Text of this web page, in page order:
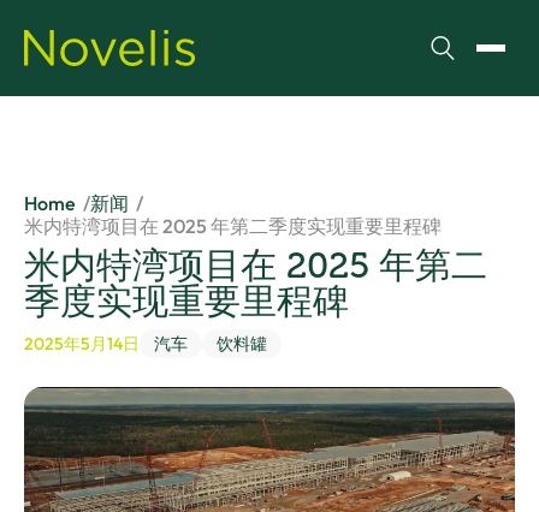
搜索 切换
Home
新闻
米内特湾项目在 2025 年第二季度实现重要里程碑
米内特湾项目在 2025 年第二
季度实现重要里程碑
2025年5月14日 汽车 饮料罐